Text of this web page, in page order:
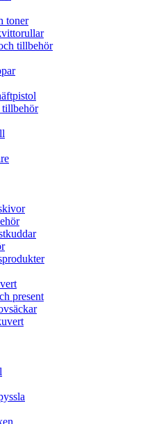
toner
tillbehör
tillbehör
present